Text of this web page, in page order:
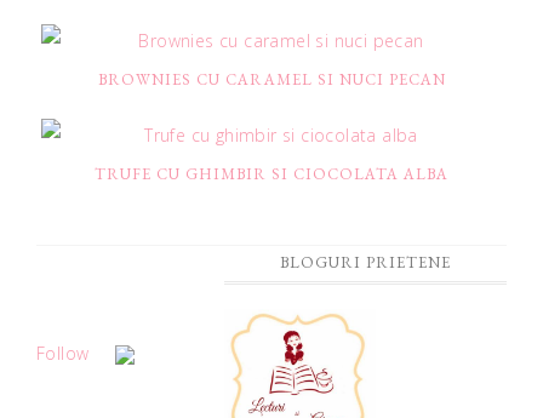
BROWNIES CU CARAMEL SI NUCI PECAN
TRUFE CU GHIMBIR SI CIOCOLATA ALBA
Follow
BLOGURI PRIETENE